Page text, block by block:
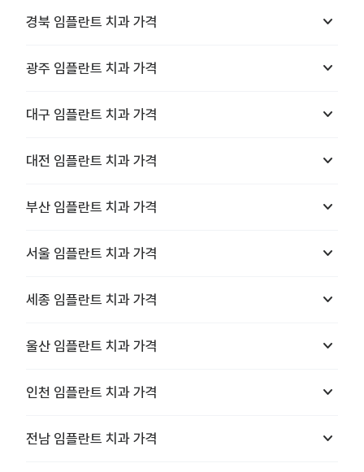
경북 임플란트 치과 가격 keyboard_arrow_down
광주 임플란트 치과 가격 keyboard_arrow_down
대구 임플란트 치과 가격 keyboard_arrow_down
대전 임플란트 치과 가격 keyboard_arrow_down
부산 임플란트 치과 가격 keyboard_arrow_down
서울 임플란트 치과 가격 keyboard_arrow_down
세종 임플란트 치과 가격 keyboard_arrow_down
울산 임플란트 치과 가격 keyboard_arrow_down
인천 임플란트 치과 가격 keyboard_arrow_down
전남 임플란트 치과 가격 keyboard_arrow_down